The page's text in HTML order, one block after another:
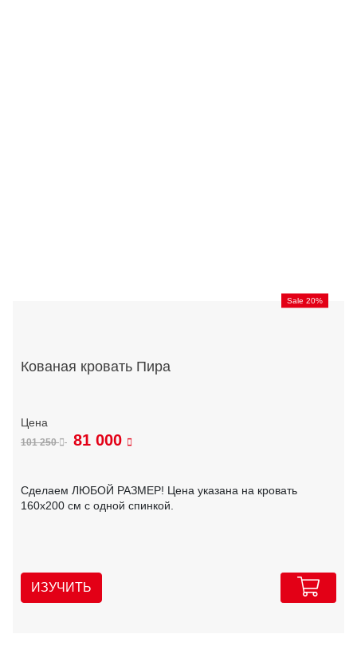
Sale 20%
Кованая кровать Пира
101 250 81 000
Сделаем ЛЮБОЙ РАЗМЕР! Цена указана на кровать
160х200 см с одной спинкой.
ИЗУЧИТЬ